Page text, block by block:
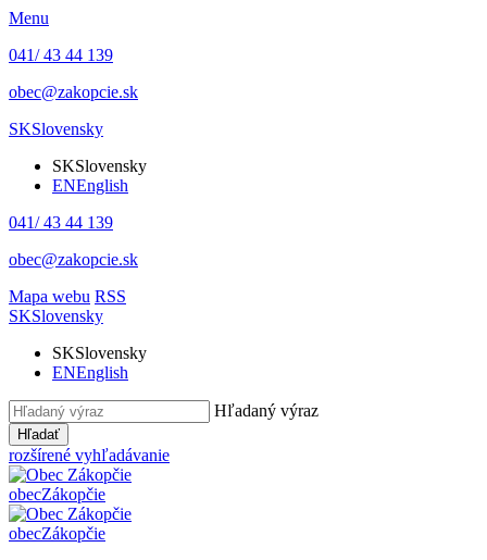
Menu
041/ 43 44 139
obec@zakopcie.sk
SKSlovensky
SKSlovensky
ENEnglish
041/ 43 44 139
obec@zakopcie.sk
Mapa webu RSS
SKSlovensky
SKSlovensky
ENEnglish
Hľadaný výraz
Hľadať
rozšírené vyhľadávanie
obecZákopčie
obecZákopčie